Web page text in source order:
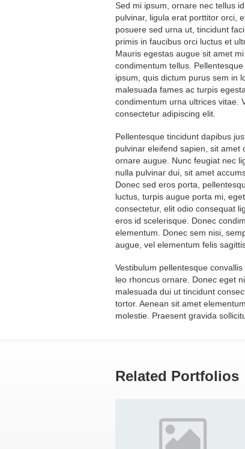
Sed mi ipsum, ornare nec tellus
pulvinar, ligula erat porttitor orci,
posuere sed urna ut, tincidunt
primis in faucibus orci luctus et
Mauris egestas augue sit amet
condimentum tellus.
ipsum, quis dictum purus sem in
malesuada fames ac turpis
condimentum urna ultrices vitae.
consectetur adipiscing elit.
Pellentesque tincidunt dapibus
pulvinar eleifend sapien, sit amet
ornare augue. Nunc feugiat nec
nulla pulvinar dui, sit amet
Donec sed eros porta,
luctus, turpis augue porta mi,
consectetur, elit odio consequat
eros id scelerisque. Donec
elementum. Donec sem nisi,
augue, vel elementum felis
Vestibulum pellentesque
leo rhoncus ornare. Donec eget
malesuada dui ut tincidunt
tortor. Aenean sit amet
molestie. Praesent gravida
Related Portfolios